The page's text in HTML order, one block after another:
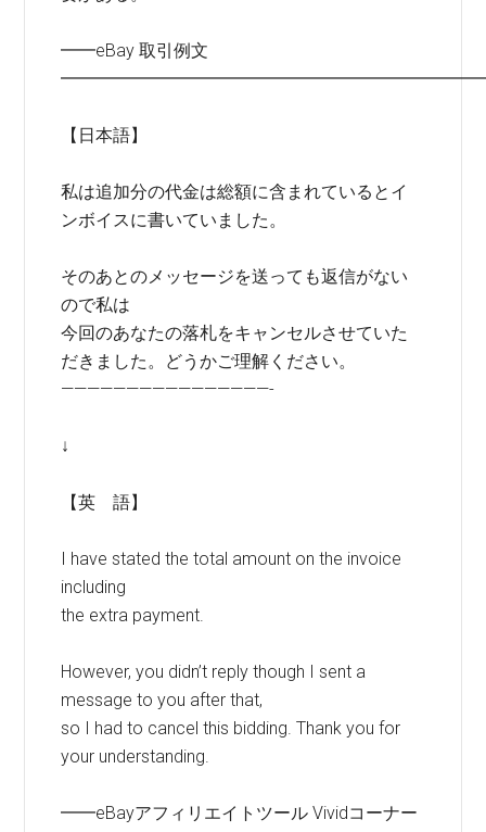
━━eBay 取引例文
【日本語】
私は追加分の代金は総額に含まれているとイ
ンボイスに書いていました。
そのあとのメッセージを送っても返信がない
ので私は
今回のあなたの落札をキャンセルさせていた
だきました。どうかご理解ください。
————————————————-
↓
【英 語】
I have stated the total amount on the invoice
including
the extra payment.
However, you didn’t reply though I sent a
message to you after that,
so I had to cancel this bidding. Thank you for
your understanding.
━━eBayアフィリエイトツール Vividコーナー